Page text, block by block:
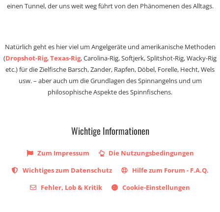
einen Tunnel, der uns weit weg führt von den Phänomenen des Alltags.
Natürlich geht es hier viel um Angelgeräte und amerikanische Methoden
(Dropshot-Rig,Texas-Rig, Carolina-Rig, Softjerk, Splitshot-Rig, Wacky-Rig
etc.) für die Zielfische Barsch, Zander, Rapfen, Döbel, Forelle, Hecht, Wels
usw. – aber auch um die Grundlagen des Spinnangelns und um
philosophische Aspekte des Spinnfischens.
Wichtige Informationen
Zum Impressum
Die Nutzungsbedingungen
Wichtiges zum Datenschutz
Hilfe zum Forum - F.A.Q.
Fehler, Lob & Kritik
Cookie-Einstellungen